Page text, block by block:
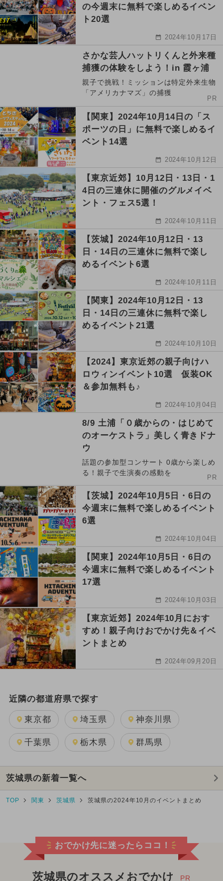
の今週末に無料で楽しめるイベン
ト20選
2024年10月17日
さかな芸人ハットリくんと外来種
捕獲の体験をしよう！in 霞ヶ浦
親子で挑戦！ミッションは特定外来生物
「アメリカナマズ」の捕獲
PR
【関東】2024年10月14日の「ス
ポーツの日」に無料で楽しめるイ
ベント14選
2024年10月12日
【東京近郊】10月12日・13日・1
4日の三連休に開催のグルメイベ
ント・フェス5選！
2024年10月11日
【茨城】2024年10月12日・13
日・14日の三連休に無料で楽し
めるイベント6選
2024年10月11日
【関東】2024年10月12日・13
日・14日の三連休に無料で楽し
めるイベント21選
2024年10月10日
【2024】東京近郊の親子向けハ
ロウィンイベント10選 仮装OK
＆参加無料も♪
2024年10月04日
8/9 土浦「０歳からの・はじめて
のオーケストラ」美しく青きドナ
ウ
話題の参加型コンサート 0歳から楽しめ
る！親子で生演奏の感動を
PR
【茨城】2024年10月5日・6日の
今週末に無料で楽しめるイベント
6選
2024年10月04日
【関東】2024年10月5日・6日の
今週末に無料で楽しめるイベント
17選
2024年10月03日
【東京近郊】2024年10月におす
すめ！親子向けおでかけ先＆イベ
ントまとめ
2024年09月20日
近隣の都道府県で探す
東京都 埼玉県 神奈川県
千葉県 栃木県 群馬県
茨城県の新着一覧へ
TOP 関東 茨城県 茨城県の2024年10月のイベントまとめ
おでかけ先に迷ったらココ！
茨城県のオススメおでかけ PR